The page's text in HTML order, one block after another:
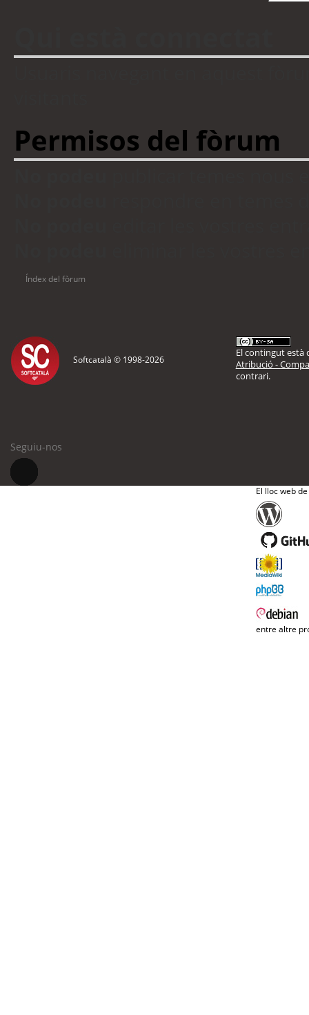
Permisos del fòrum
Índex del fòrum
Softcatalà © 1998-2026
El contingut està
Atribució -
contrari.
Seguiu-nos
El lloc web
entre altre